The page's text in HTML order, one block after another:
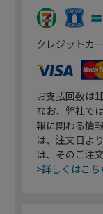
クレジットカ
お支払回数は
なお、弊社で
報に関わる情
は、注文日よ
は、そのご注
>詳しくはこち